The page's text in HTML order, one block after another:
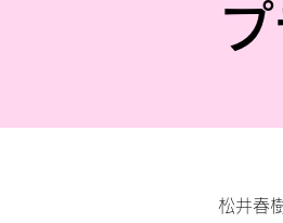
松井春